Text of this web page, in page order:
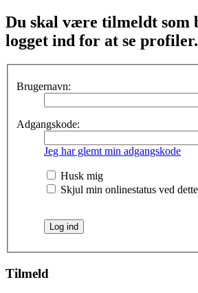
Du skal være tilmeldt som
logget ind for at se profiler.
Brugernavn:
Adgangskode:
Jeg har glemt min adgangskode
Husk mig
Skjul min onlinestatus ved
Tilmeld